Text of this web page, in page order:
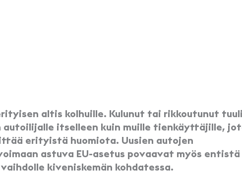
altis kolhuille. Kulunut tai rikkoutunut
itselleen kuin muille tienkäyttäjille,
erityistä huomiota. Uusien autojen
astuva EU-asetus povaavat myös entistä
kiveniskemän kohdatessa.